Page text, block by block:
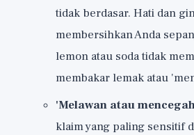
tidak berdasar. Hati dan
membersihkan Anda
lemon atau soda tidak
membakar lemak atau
'Melawan atau
klaim yang paling sensitif